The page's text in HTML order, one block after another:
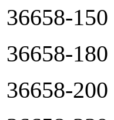
36658-
36658-
36658-